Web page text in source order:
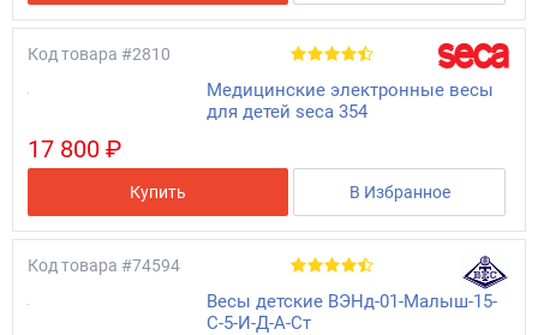
Код товара #2810
Медицинские электронные весы
для детей seca 354
17 800 ₽
Купить В Избранное
Код товара #74594
Весы детские ВЭНд-01-Малыш-15-
С-5-И-Д-А-Ст